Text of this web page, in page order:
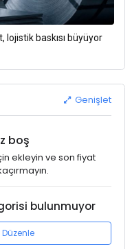
lojistik baskısı büyüyor
Genişlet
boş
ekleyin ve son fiyat
bulunmuyor